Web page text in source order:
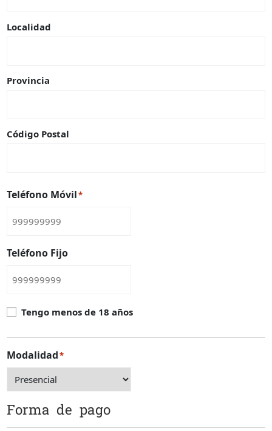
Localidad
Provincia
Código Postal
Teléfono Móvil*
Teléfono Fijo
Casilla
de
edad
Tengo menos de 18 años
Modalidad*
Forma de pago